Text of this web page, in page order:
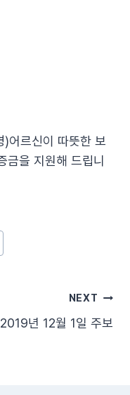
어르신이 따뜻한 보
금을 지원해 드립니
NEXT
2019년 12월 1일 주보